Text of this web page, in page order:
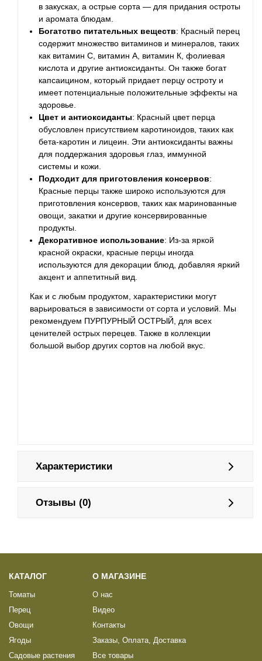
в закусках, а острые сорта — для придания остроты
и аромата блюдам.
Богатство питательных веществ: Красный перец
содержит множество витаминов и минералов, таких
как витамин С, витамин А, витамин К, фолиевая
кислота и другие антиоксиданты. Он также богат
капсаицином, который придает перцу остроту и
имеет потенциальные положительные эффекты на
здоровье.
Цвет и антиоксиданты: Красный цвет перца
обусловлен присутствием каротиноидов, таких как
бета-каротин и лицеин. Эти антиоксиданты важны
для поддержания здоровья глаз, иммунной
системы и кожи.
Подходит для приготовления консервов:
Красные перцы также широко используются для
приготовления консервов, таких как маринованные
овощи, закатки и другие консервированные
продукты.
Декоративное использование: Из-за яркой
красной окраски, красные перцы иногда
используются для декорации блюд, добавляя яркий
акцент и аппетитный вид.
Как и с любым продуктом, характеристики могут
варьироваться в зависимости от сорта и условий. Мы
рекомендуем ПУРПУРНЫЙ ОСТРЫЙ, для всех
ценителей острых перецев. Также в коллекции
большой выбор других сортов на любой вкус.
Характеристики
Отзывы (0)
КАТАЛОГ
Томаты
Перец
Овощи
Ягоды
Садовые растения
О МАГАЗИНЕ
О нас
Видео
Контакты
Заказы, Оплата, Доставка
Все товары